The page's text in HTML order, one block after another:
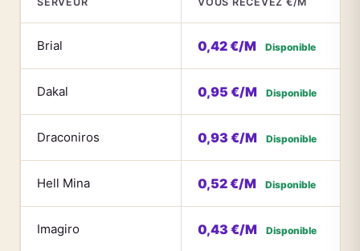
Brial 0,42 €/M Disponible
Dakal 0,95 €/M Disponible
Draconiros 0,93 €/M Disponible
Hell Mina 0,52 €/M Disponible
Imagiro 0,43 €/M Disponible